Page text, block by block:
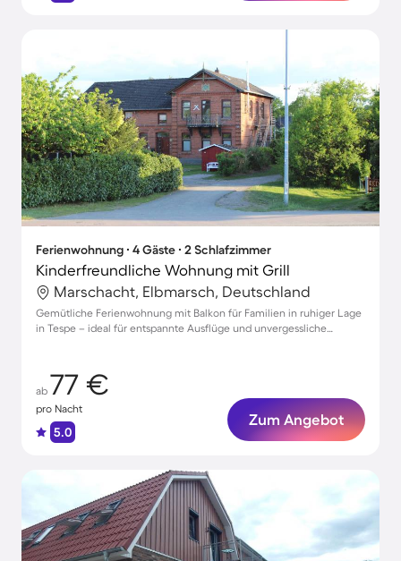
Ferienwohnung ∙ 4 Gäste ∙ 2 Schlafzimmer
Kinderfreundliche Wohnung mit Grill
Marschacht, Elbmarsch, Deutschland
Gemütliche Ferienwohnung mit Balkon für Familien in ruhiger Lage
in Tespe – ideal für entspannte Ausflüge und unvergessliche
ab 77 €
pro Nacht
5.0
Zum Angebot